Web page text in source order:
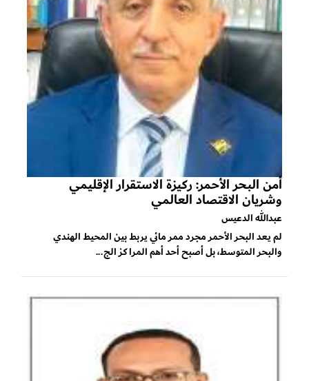
أمن البحر الأحمر: ركيزة الاستقرار الإقليمي
وشريان الاقتصاد العالمي
عبدالله الدعيس
لم يعد البحر الأحمر مجرد ممر مائي يربط بين المحيط الهندي
والبحر المتوسط، بل أصبح أحد أهم المراكز الج...